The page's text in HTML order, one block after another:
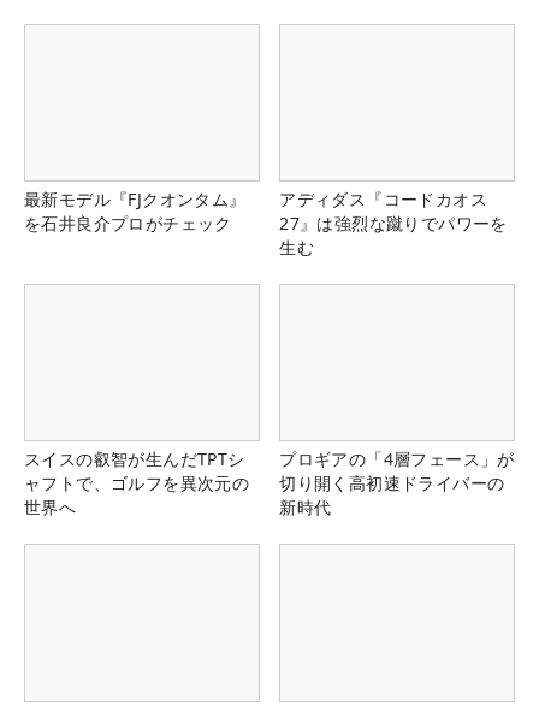
最新モデル『FJクオンタム』
を石井良介プロがチェック
アディダス『コードカオス
27』は強烈な蹴りでパワーを
生む
スイスの叡智が生んだTPTシ
ャフトで、ゴルフを異次元の
世界へ
プロギアの「4層フェース」が
切り開く高初速ドライバーの
新時代